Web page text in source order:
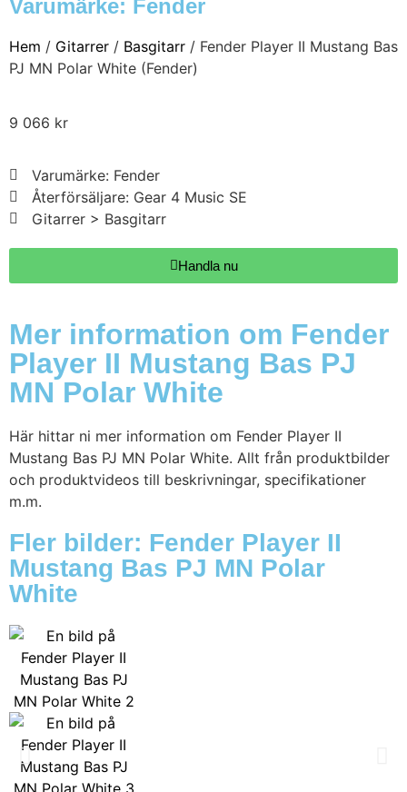
Varumärke: Fender
Hem / Gitarrer / Basgitarr / Fender Player II Mustang Bas
PJ MN Polar White (Fender)
9 066 kr
Varumärke: Fender
Återförsäljare: Gear 4 Music SE
Gitarrer > Basgitarr
Handla nu
Mer information om Fender
Player II Mustang Bas PJ
MN Polar White
Här hittar ni mer information om Fender Player II
Mustang Bas PJ MN Polar White. Allt från produktbilder
och produktvideos till beskrivningar, specifikationer
m.m.
Fler bilder: Fender Player II
Mustang Bas PJ MN Polar
White